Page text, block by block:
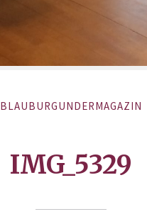
BLAUBURGUNDERMAGAZIN
IMG_5329